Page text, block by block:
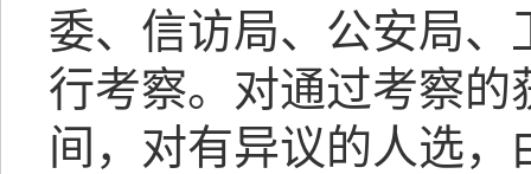
委、信访局、公安局
行考察。对通过考察
间，对有异议的人选